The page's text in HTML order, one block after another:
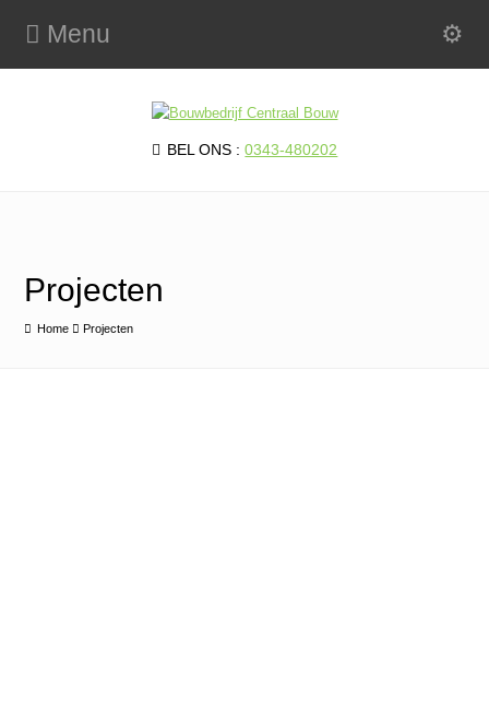
Menu
BEL ONS :0343-480202
Projecten
Home Projecten